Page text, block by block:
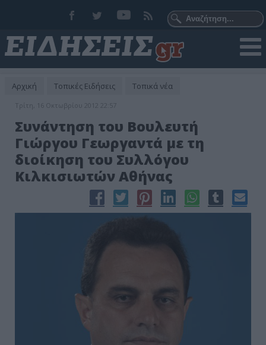
Αρχική Τοπικές Ειδήσεις Τοπικά νέα
Τρίτη, 16 Οκτωβρίου 2012 22:57
Συνάντηση του Βουλευτή
Γιώργου Γεωργαντά με τη
διοίκηση του Συλλόγου
Κιλκισιωτών Αθήνας